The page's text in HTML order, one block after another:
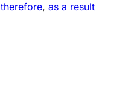
therefore, as a result